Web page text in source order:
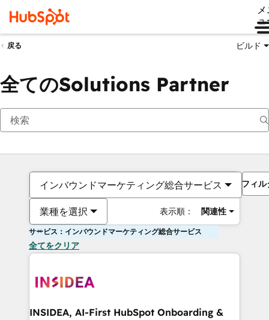
ュ
戻る ビルド
全てのSolutions Partner
インバウンドマーケティング総合サービス
業種を選択 表示順： 関連性
フィル
サービス：インバウンドマーケティング総合サービス
全てをクリア
INSIDEA, AI-First HubSpot Onboarding &